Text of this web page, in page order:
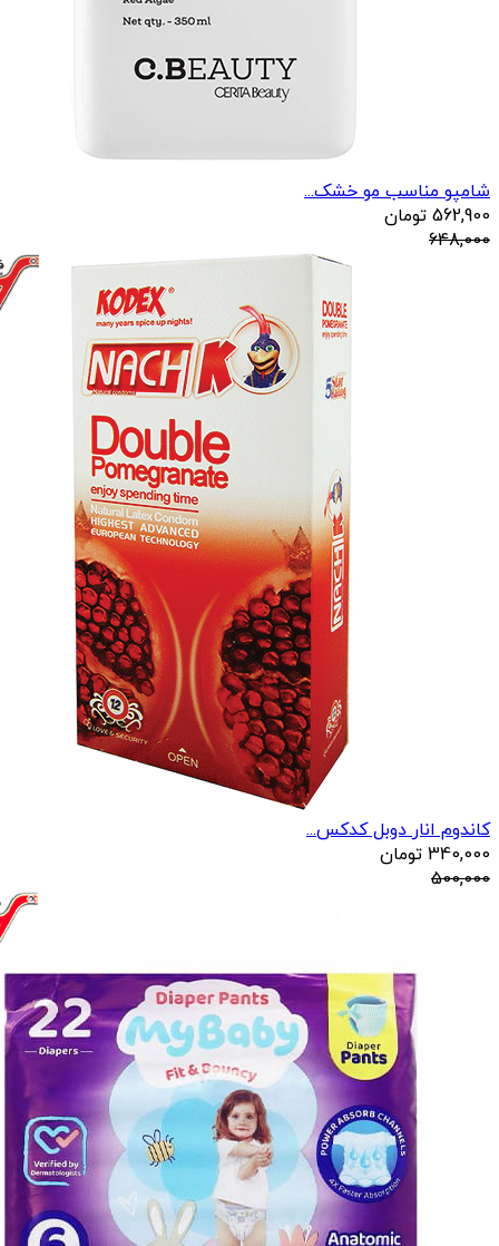
شامپو مناسب مو خشک...
562,900 تومان
648,000
کاندوم انار دوبل کدکس...
340,000 تومان
500,000